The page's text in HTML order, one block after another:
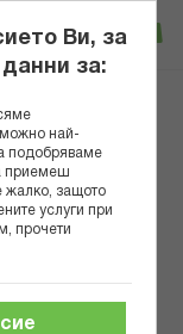
Вход
СЛЕД
Ви, за
за:
най-
подобряваме
приемеш
жалко, защото
услуги при
прочети